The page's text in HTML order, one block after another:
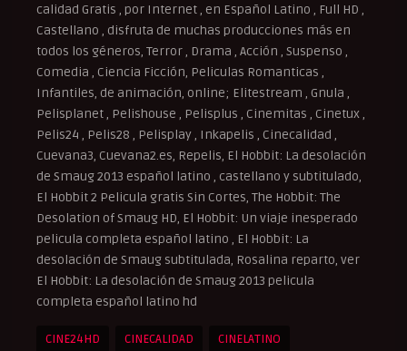
calidad Gratis , por Internet , en Español Latino , Full HD ,
Castellano , disfruta de muchas producciones más en
todos los géneros, Terror , Drama , Acción , Suspenso ,
Comedia , Ciencia Ficción, Peliculas Romanticas ,
Infantiles, de animación, online; Elitestream , Gnula ,
Pelisplanet , Pelishouse , Pelisplus , Cinemitas , Cinetux ,
Pelis24 , Pelis28 , Pelisplay , Inkapelis , Cinecalidad ,
Cuevana3, Cuevana2.es, Repelis, El Hobbit: La desolación
de Smaug 2013 español latino , castellano y subtitulado,
El Hobbit 2 Pelicula gratis Sin Cortes, The Hobbit: The
Desolation of Smaug HD, El Hobbit: Un viaje inesperado
pelicula completa español latino , El Hobbit: La
desolación de Smaug subtitulada, Rosalina reparto, ver
El Hobbit: La desolación de Smaug 2013 pelicula
completa español latino hd
CINE24HD CINECALIDAD
CINELATINO